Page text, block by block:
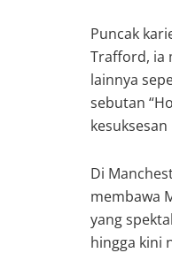
Puncak
Trafford, ia
lainnya
sebutan
Di
membawa
yang
hingga kini